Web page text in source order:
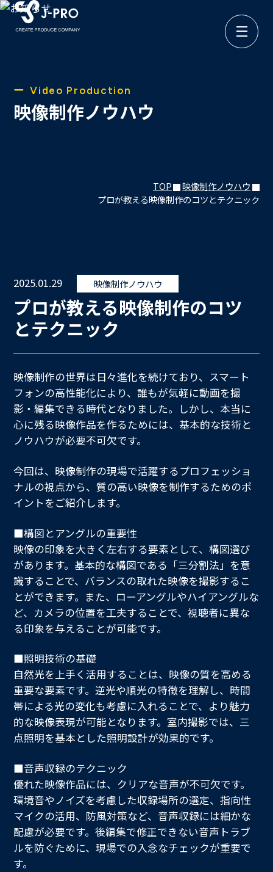
Video Production
映像制作ノウハウ
TOP
映像制作ノウハウ
プロが教える映像制作のコツとテクニック
2025.01.29 映像制作ノウハウ
プロが教える映像制作のコツ
とテクニック
映像制作の世界は日々進化を続けており、スマート
フォンの高性能化により、誰もが気軽に動画を撮
影・編集できる時代となりました。しかし、本当に
心に残る映像作品を作るためには、基本的な技術と
ノウハウが必要不可欠です。
今回は、映像制作の現場で活躍するプロフェッショ
ナルの視点から、質の高い映像を制作するためのポ
イントをご紹介します。
■構図とアングルの重要性
映像の印象を大きく左右する要素として、構図選び
があります。基本的な構図である「三分割法」を意
識することで、バランスの取れた映像を撮影するこ
とができます。また、ローアングルやハイアングルな
ど、カメラの位置を工夫することで、視聴者に異な
る印象を与えることが可能です。
■照明技術の基礎
自然光を上手く活用することは、映像の質を高める
重要な要素です。逆光や順光の特徴を理解し、時間
帯による光の変化も考慮に入れることで、より魅力
的な映像表現が可能となります。室内撮影では、三
点照明を基本とした照明設計が効果的です。
■音声収録のテクニック
優れた映像作品には、クリアな音声が不可欠です。
環境音やノイズを考慮した収録場所の選定、指向性
マイクの活用、防風対策など、音声収録には細かな
配慮が必要です。後編集で修正できない音声トラブ
ルを防ぐために、現場での入念なチェックが重要で
す。
株
式
サ
イ
開
く